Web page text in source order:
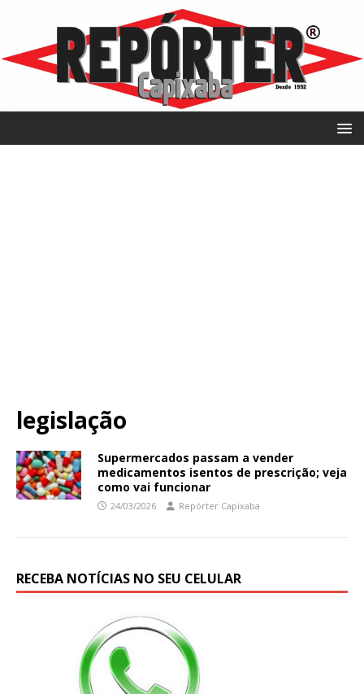
legislação
Supermercados passam a vender
medicamentos isentos de prescrição; veja
como vai funcionar
24/03/2026 Repórter Capixaba
RECEBA NOTÍCIAS NO SEU CELULAR